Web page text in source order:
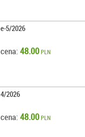
e-5/2026
cena: 48.00PLN
4/2026
cena: 48.00PLN